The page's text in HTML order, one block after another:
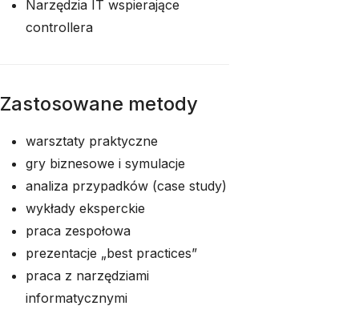
Narzędzia IT wspierające
controllera
Zastosowane metody
warsztaty praktyczne
gry biznesowe i symulacje
analiza przypadków (case study)
wykłady eksperckie
praca zespołowa
prezentacje „best practices”
praca z narzędziami
informatycznymi